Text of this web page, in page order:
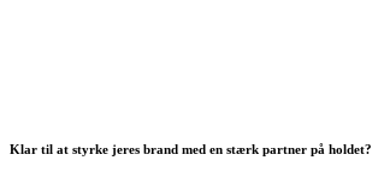
Klar til at styrke jeres brand med en stærk partner på holdet?